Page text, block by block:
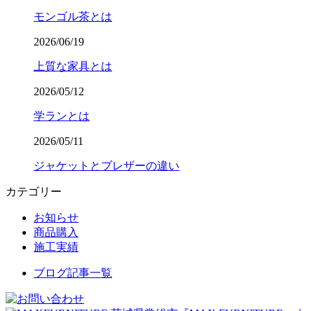
モンゴル茶とは
2026/06/19
上質な家具とは
2026/05/12
学ランとは
2026/05/11
ジャケットとブレザーの違い
カテゴリー
お知らせ
商品購入
施工実績
ブログ記事一覧